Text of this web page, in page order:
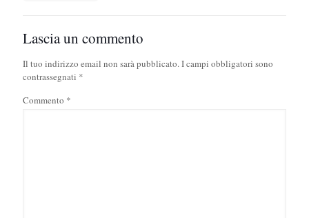
Lascia un commento
Il tuo indirizzo email non sarà pubblicato. I campi obbligatori sono
contrassegnati *
Commento *